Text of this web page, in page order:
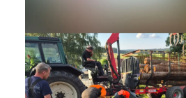
🚒🌲 ÜBUNG: